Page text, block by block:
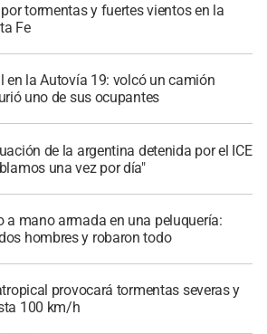
tormentas y fuertes vientos en la
Fe
en la Autovía 19: volcó un camión
uno de sus ocupantes
de la argentina detenida por el ICE
una vez por día"
a mano armada en una peluquería:
hombres y robaron todo
provocará tormentas severas y
100 km/h